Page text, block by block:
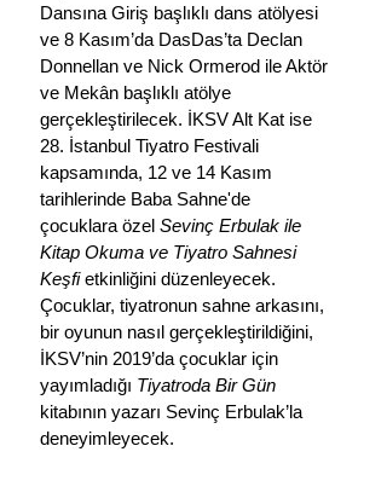
Dansına Giriş başlıklı dans atölyesi
ve 8 Kasım’da DasDas’ta Declan
Donnellan ve Nick Ormerod ile Aktör
ve Mekân başlıklı atölye
gerçekleştirilecek. İKSV Alt Kat ise
28. İstanbul Tiyatro Festivali
kapsamında, 12 ve 14 Kasım
tarihlerinde Baba Sahne'de
çocuklara özel Sevinç Erbulak ile
Kitap Okuma ve Tiyatro Sahnesi
Keşfi etkinliğini düzenleyecek.
Çocuklar, tiyatronun sahne arkasını,
bir oyunun nasıl gerçekleştirildiğini,
İKSV’nin 2019’da çocuklar için
yayımladığı Tiyatroda Bir Gün
kitabının yazarı Sevinç Erbulak’la
deneyimleyecek.